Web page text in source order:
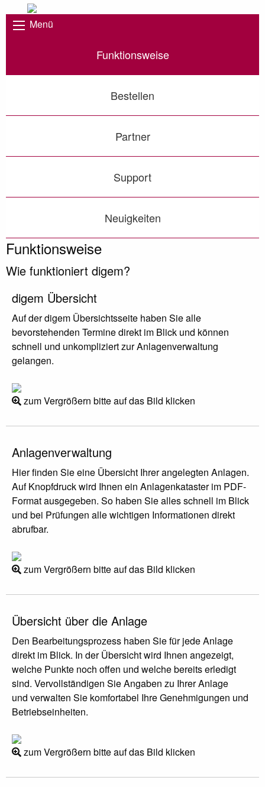
Menü
Funktionsweise
Bestellen
Partner
Support
Neuigkeiten
Funktionsweise
Wie funktioniert digem?
digem Übersicht
Auf der digem Übersichtsseite haben Sie alle
bevorstehenden Termine direkt im Blick und können
schnell und unkompliziert zur Anlagenverwaltung
gelangen.
zum Vergrößern bitte auf das Bild klicken
Anlagenverwaltung
Hier finden Sie eine Übersicht Ihrer angelegten Anlagen.
Auf Knopfdruck wird Ihnen ein Anlagenkataster im PDF-
Format ausgegeben. So haben Sie alles schnell im Blick
und bei Prüfungen alle wichtigen Informationen direkt
abrufbar.
zum Vergrößern bitte auf das Bild klicken
Übersicht über die Anlage
Den Bearbeitungsprozess haben Sie für jede Anlage
direkt im Blick. In der Übersicht wird Ihnen angezeigt,
welche Punkte noch offen und welche bereits erledigt
sind. Vervollständigen Sie Angaben zu Ihrer Anlage
und verwalten Sie komfortabel Ihre Genehmigungen und
Betriebseinheiten.
zum Vergrößern bitte auf das Bild klicken